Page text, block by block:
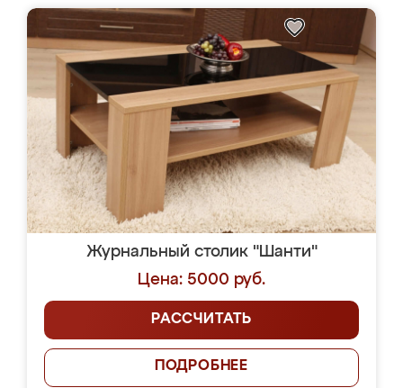
Журнальный столик "Шанти"
Цена: 5000 руб.
РАССЧИТАТЬ
ПОДРОБНЕЕ